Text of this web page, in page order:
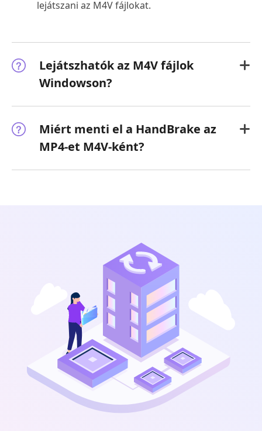
lejátszani az M4V fájlokat.
Lejátszhatók az M4V fájlok
Windowson?
Miért menti el a HandBrake az
MP4-et M4V-ként?